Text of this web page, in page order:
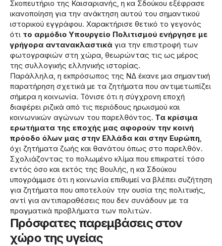
Σκοπευτήριο της Καισαριανής, η κα Σδούκου εξέφρασε
ικανοποίηση για την ανάκτηση αυτού του σημαντικού
ιστορικού εγγράφου. Χαρακτήρισε θετικό το γεγονός
ότι το αρμόδιο Υπουργείο Πολιτισμού ενήργησε με
γρήγορα αντανακλαστικά για την επιστροφή των
φωτογραφιών στη χώρα, θεωρώντας τις ως μέρος
της συλλογικής ελληνικής ιστορίας.
Παράλληλα, η εκπρόσωπος της ΝΔ έκανε μια σημαντική
παρατήρηση σχετικά με τα ζητήματα που αντιμετωπίζει
σήμερα η κοινωνία. Τόνισε ότι η σύγχρονη εποχή
διαφέρει ριζικά από τις περιόδους ηρωισμού και
κοινωνικών αγώνων του παρελθόντος. Τα κρίσιμα
ερωτήματα της εποχής μας αφορούν την κοινή
πρόοδο όλων μας στην Ελλάδα και στην Ευρώπη,
όχι ζητήματα ζωής και θανάτου όπως στο παρελθόν.
Σχολιάζοντας το πολωμένο κλίμα που επικρατεί τόσο
εντός όσο και εκτός της Βουλής, η κα Σδούκου
υπογράμμισε ότι η κοινωνία επιθυμεί να βλέπει συζήτηση
για ζητήματα που αποτελούν την ουσία της πολιτικής,
αντί για αντιπαραθέσεις που δεν συνάδουν με τα
πραγματικά προβλήματα των πολιτών.
Πρόσφατες παρεμβάσεις στον
χώρο της υγείας